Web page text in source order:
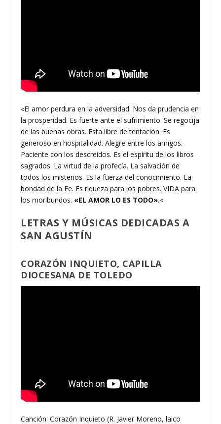
«El amor perdura en la adversidad. Nos da prudencia en
la prosperidad. Es fuerte ante el sufrimiento. Se regocija
de las buenas obras. Esta libre de tentación. Es
generoso en hospitalidad. Alegre entre los amigos.
Paciente con los descreídos. Es el espíritu de los libros
sagrados. La virtud de la profecía. La salvación de
todos los misterios. Es la fuerza del conocimiento. La
bondad de la Fe. Es riqueza para los pobres. VIDA para
los moribundos. «EL AMOR LO ES TODO».«
LETRAS Y MÚSICAS DEDICADAS A
SAN AGUSTÍN
CORAZÓN INQUIETO, CAPILLA
DIOCESANA DE TOLEDO
Canción: Corazón Inquieto (R. Javier Moreno, laico